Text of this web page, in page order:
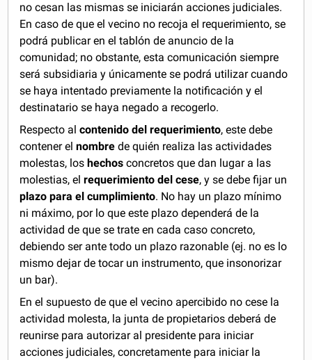
no cesan las mismas se iniciarán acciones judiciales.
En caso de que el vecino no recoja el requerimiento, se
podrá publicar en el tablón de anuncio de la
comunidad; no obstante, esta comunicación siempre
será subsidiaria y únicamente se podrá utilizar cuando
se haya intentado previamente la notificación y el
destinatario se haya negado a recogerlo.
Respecto alcontenido del requerimiento, este debe
contener elnombre de quién realiza las actividades
molestas, los hechos concretos que dan lugar a las
molestias, elrequerimiento del cese, y se debe fijar un
plazo para el cumplimiento. No hay un plazo mínimo
ni máximo, por lo que este plazo dependerá de la
actividad de que se trate en cada caso concreto,
debiendo ser ante todo un plazo razonable (ej. no es lo
mismo dejar de tocar un instrumento, que insonorizar
un bar).
En el supuesto de que el vecino apercibido no cese la
actividad molesta, la junta de propietarios deberá de
reunirse para autorizar al presidente para iniciar
acciones judiciales, concretamente para iniciar la